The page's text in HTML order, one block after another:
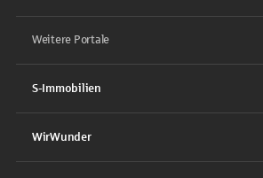
Weitere Portale
S-Immobilien
WirWunder